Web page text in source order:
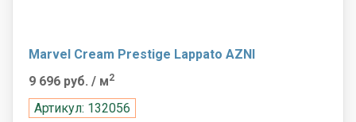
Marvel Cream Prestige Lappato AZNI
9 696 руб. / м2
Артикул: 132056